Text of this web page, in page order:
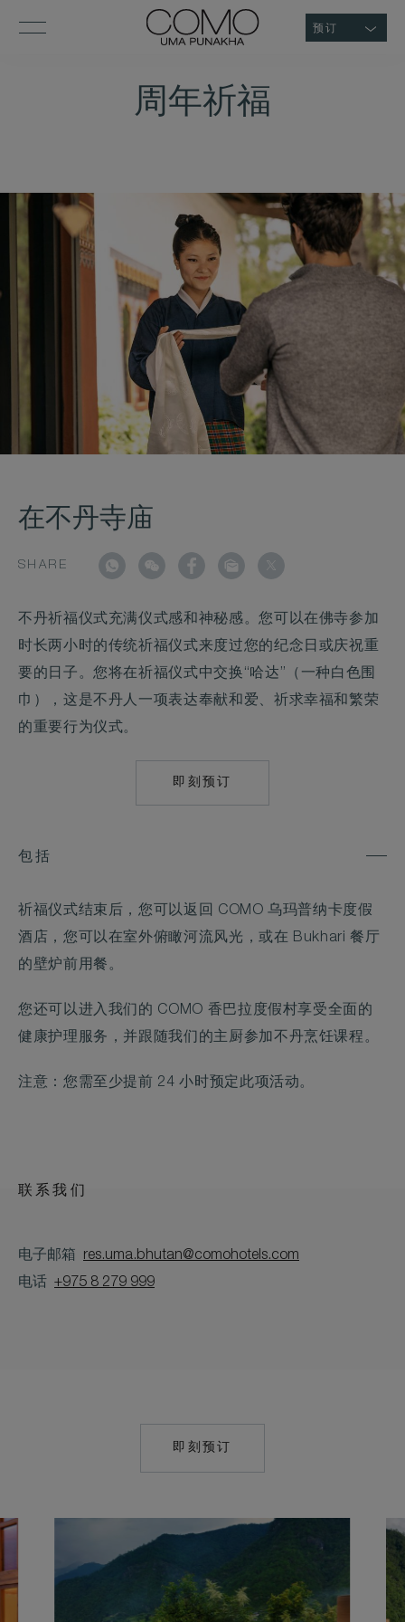
预订
周年祈福
在不丹寺庙
SHARE
不丹祈福仪式充满仪式感和神秘感。您可以在佛寺参加
时长两小时的传统祈福仪式来度过您的纪念日或庆祝重
要的日子。您将在祈福仪式中交换“哈达”（一种白色围
巾），这是不丹人一项表达奉献和爱、祈求幸福和繁荣
的重要行为仪式。
即刻预订
MAILTO:
包括
祈福仪式结束后，您可以返回 COMO 乌玛普纳卡度假
酒店，您可以在室外俯瞰河流风光，或在 Bukhari 餐厅
的壁炉前用餐。
您还可以进入我们的 COMO 香巴拉度假村享受全面的
健康护理服务，并跟随我们的主厨参加不丹烹饪课程。
注意：您需至少提前 24 小时预定此项活动。
联系我们
电子邮箱 res.uma.bhutan@comohotels.com
电话 +975 8 279 999
即刻预订
MAILTO: